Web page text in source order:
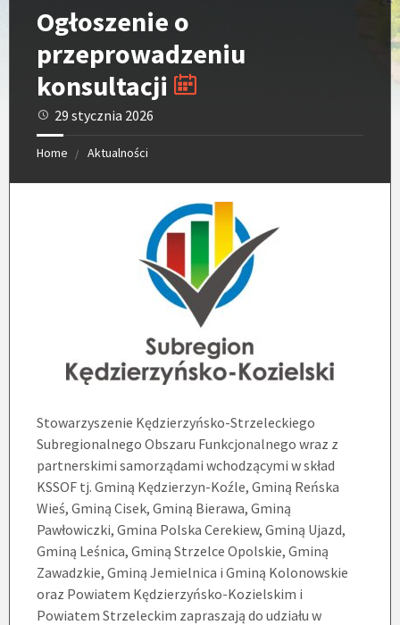
Ogłoszenie o
przeprowadzeniu
konsultacji
29 stycznia 2026
Home Aktualności
Stowarzyszenie Kędzierzyńsko-Strzeleckiego
Subregionalnego Obszaru Funkcjonalnego wraz z
partnerskimi samorządami wchodzącymi w skład
KSSOF tj. Gminą Kędzierzyn-Koźle, Gminą Reńska
Wieś, Gminą Cisek, Gminą Bierawa, Gminą
Pawłowiczki, Gmina Polska Cerekiew, Gminą Ujazd,
Gminą Leśnica, Gminą Strzelce Opolskie, Gminą
Zawadzkie, Gminą Jemielnica i Gminą Kolonowskie
oraz Powiatem Kędzierzyńsko-Kozielskim i
Powiatem Strzeleckim zapraszają do udziału w